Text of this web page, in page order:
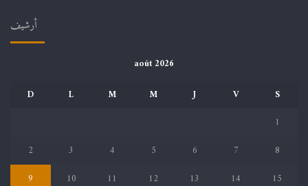
أرشيف
août 2026
D
L M M J V
S
1
2
3 4 5 6 7
8
9
10 11 12 13 14
15